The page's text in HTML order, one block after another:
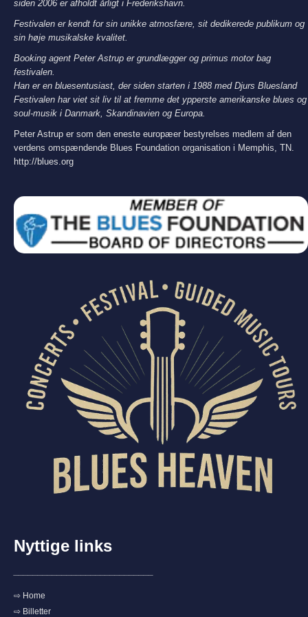
siden 2006 er afholdt årligt i Frederikshavn.
Festivalen er kendt for sin unikke atmosfære, sit dedikerede publikum og
sin høje musikalske kvalitet.
Booking agent Peter Astrup er grundlægger og primus motor bag
festivalen.
Han er en bluesentusiast, der siden starten i 1988 med Djurs Bluesland
Festivalen har viet sit liv til at fremme det ypperste amerikanske blues og
soul-musik i Danmark, Skandinavien og Europa.
Peter Astrup er som den eneste europæer bestyrelses medlem af den
verdens omspændende Blues Foundation organisation i Memphis, TN.
http://blues.org
Nyttige links
⇨ Home
⇨ Billetter